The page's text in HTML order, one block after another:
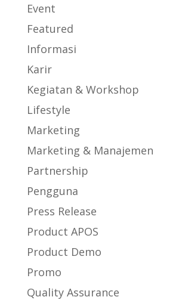
Event
Featured
Informasi
Karir
Kegiatan & Workshop
Lifestyle
Marketing
Marketing & Manajemen
Partnership
Pengguna
Press Release
Product APOS
Product Demo
Promo
Quality Assurance